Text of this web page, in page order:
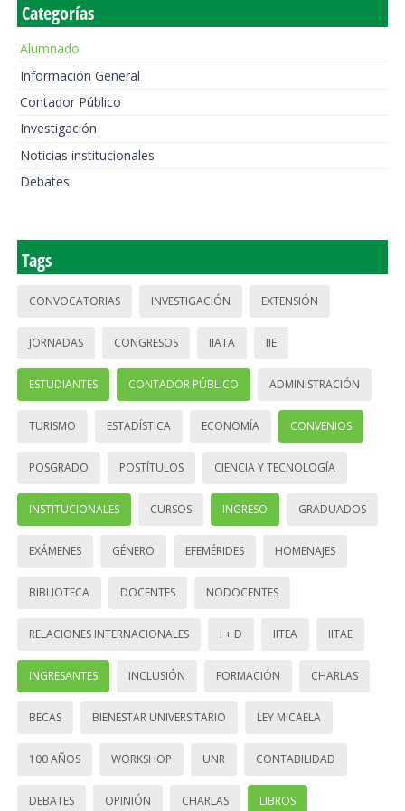
Categorías
Alumnado
Información General
Contador Público
Investigación
Noticias institucionales
Debates
Tags
CONVOCATORIAS INVESTIGACIÓN EXTENSIÓN
JORNADAS CONGRESOS IIATA IIE
ESTUDIANTES CONTADOR PÚBLICO ADMINISTRACIÓN
TURISMO ESTADÍSTICA ECONOMÍA CONVENIOS
POSGRADO POSTÍTULOS CIENCIA Y TECNOLOGÍA
INSTITUCIONALES CURSOS INGRESO GRADUADOS
EXÁMENES GÉNERO EFEMÉRIDES HOMENAJES
BIBLIOTECA DOCENTES NODOCENTES
RELACIONES INTERNACIONALES I + D IITEA IITAE
INGRESANTES INCLUSIÓN FORMACIÓN CHARLAS
BECAS BIENESTAR UNIVERSITARIO LEY MICAELA
100 AÑOS WORKSHOP UNR CONTABILIDAD
DEBATES OPINIÓN CHARLAS LIBROS